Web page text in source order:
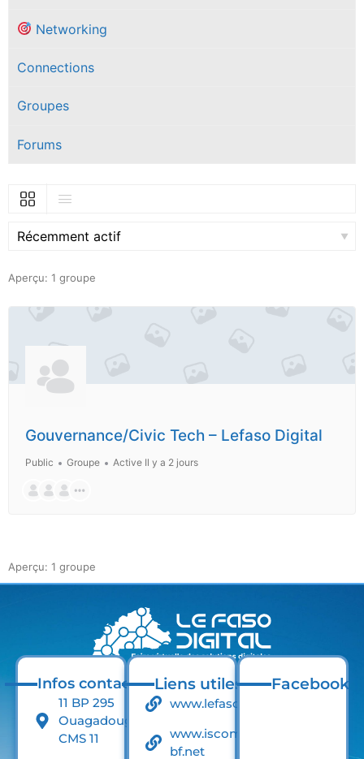
Networking
Connections
Groupes
Forums
Trier
Aperçu: 1 groupe
Gouvernance/Civic Tech – Lefaso Digital
Public Groupe Active Il y a 2 jours
Aperçu: 1 groupe
Infos contact
11 BP 295
Ouagadougou
CMS 11
Liens utiles
www.lefaso.net
www.iscom-
bf.net
Facebook